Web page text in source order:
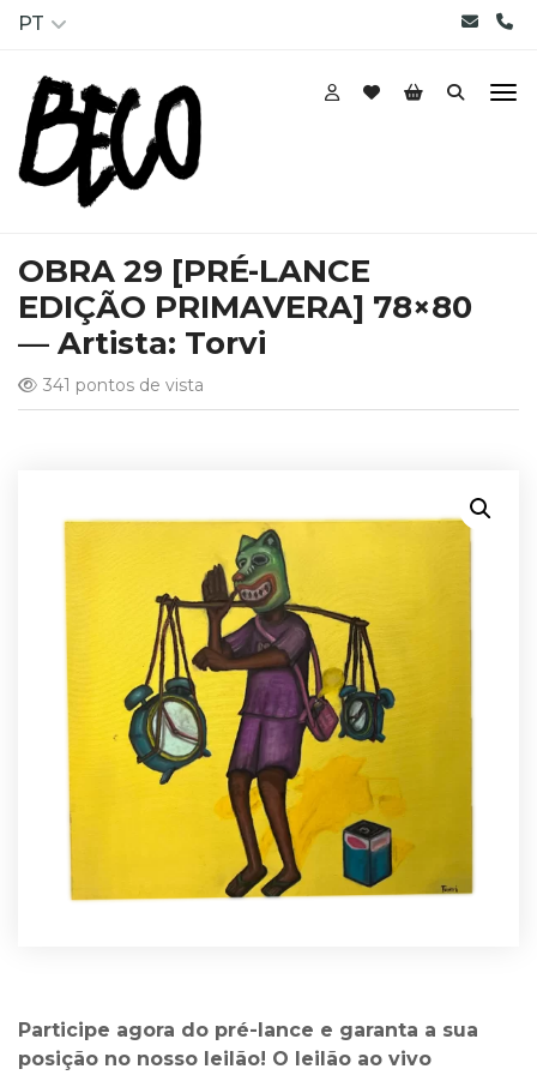
PT
OBRA 29 [PRÉ-LANCE
EDIÇÃO PRIMAVERA] 78×80
— Artista: Torvi
341 pontos de vista
Participe agora do pré-lance e garanta a sua
posição no nosso leilão! O leilão ao vivo